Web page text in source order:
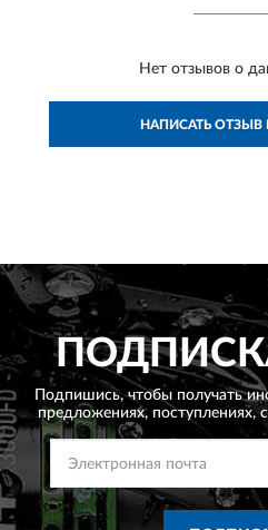
Нет отзывов о
НАПИСАТЬ
Подпишись, чтобы получать
предложениях, поступлениях,